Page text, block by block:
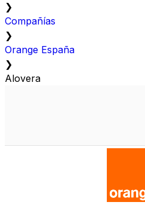
❯
Compañías
❯
Orange España
❯
Alovera